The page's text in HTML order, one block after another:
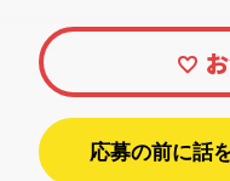
応募の前に話